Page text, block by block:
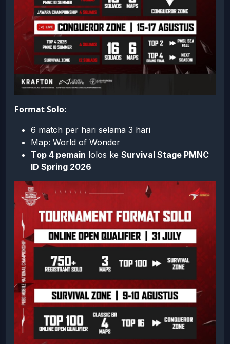
Format Solo:
6 match per hari selama 3 hari
Map: World of Wonder
Top 4 pemain lolos ke Survival Stage PMNC
ID Spring 2026